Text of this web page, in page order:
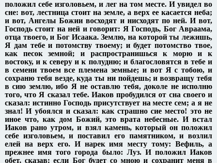
положил себе изголовьем, и лег на том месте. И увидел во
сне: вот, лестница стоит на земле, а верх ее касается неба;
и вот, Ангелы Божии восходят и нисходят по ней. И вот,
Господь стоит на ней и говорит: Я Господь, Бог Авраама,
отца твоего, и Бог Исаака. Землю, на которой ты лежишь,
Я дам тебе и потомству твоему; и будет потомство твое,
как песок земной; и распространишься к морю и к
востоку, и к северу и к полудню; и благословятся в тебе и
в семени твоем все племена земные; и вот Я с тобою, и
сохраню тебя везде, куда ты ни пойдешь; и возвращу тебя
в сию землю, ибо Я не оставлю тебя, доколе не исполню
того, что Я сказал тебе. Иаков пробудился от сна своего и
сказал: истинно Господь присутствует на месте сем; а я не
знал! И убоялся и сказал: как страшно сие место! это не
иное что, как дом Божий, это врата небесные. И встал
Иаков рано утром, и взял камень, который он положил
себе изголовьем, и поставил его памятником, и возлил
елей на верх его. И нарек имя месту тому: Вефиль, а
прежнее имя того города было: Луз. И положил Иаков
обет, сказав: если Бог будет со мною и сохранит меня в